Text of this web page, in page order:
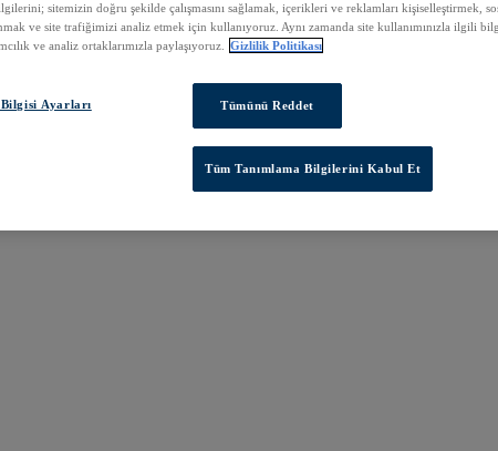
sitemizin doğru şekilde çalışmasını sağlamak, içerikleri ve reklamları kişiselleştirmek,
ve site trafiğimizi analiz etmek için kullanıyoruz. Aynı zamanda site kullanımınızla ilgili
ve analiz ortaklarımızla paylaşıyoruz.
Gizlilik Politikası
Bilgisi Ayarları Tümünü Reddet
Tüm Tanımlama Bilgilerini Kabul Et